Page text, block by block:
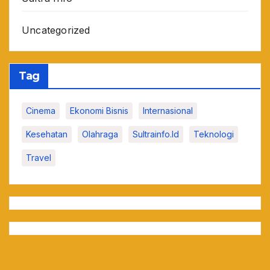
Uncategorized
Tag
Cinema Ekonomi Bisnis Internasional
Kesehatan Olahraga Sultrainfo.id Teknologi
Travel